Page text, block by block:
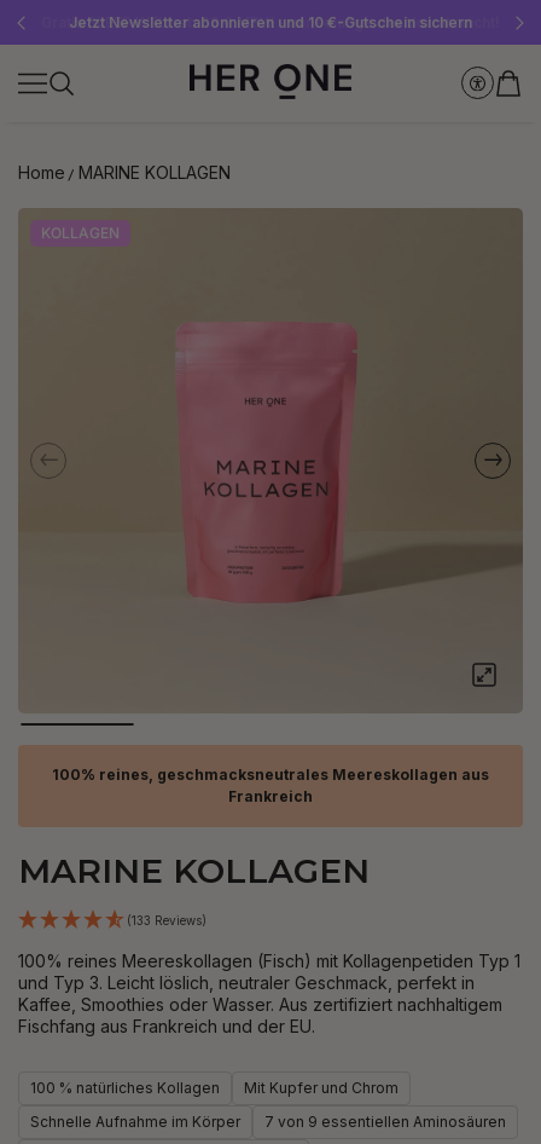
Gratis SLEEP WELL ab 69 € MBW - nur solange der Vorrat reicht!
Jetzt Newsletter abonnieren und 10 €-Gutschein sichern
Bis zu 30 % sparen mit unseren Spar-Abos
Home MARINE KOLLAGEN
KOLLAGEN
100% reines, geschmacksneutrales Meereskollagen aus
Frankreich
MARINE KOLLAGEN
(133 Reviews)
100% reines Meereskollagen (Fisch) mit Kollagenpetiden Typ 1
und Typ 3. Leicht löslich, neutraler Geschmack, perfekt in
Kaffee, Smoothies oder Wasser. Aus zertifiziert nachhaltigem
Fischfang aus Frankreich und der EU.
100 % natürliches Kollagen
Mit Kupfer und Chrom
Schnelle Aufnahme im Körper
7 von 9 essentiellen Aminosäuren